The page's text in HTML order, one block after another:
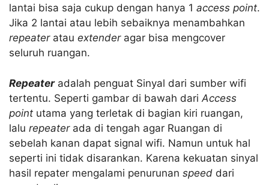
lantai bisa saja cukup dengan hanya 1 access point.
Jika 2 lantai atau lebih sebaiknya menambahkan
repeater atau extenderagar bisa mengcover
seluruh ruangan.
Repeateradalah penguat Sinyal dari sumber wifi
tertentu. Seperti gambar di bawah dari Access
point utama yang terletak di bagian kiri ruangan,
lalu repeater ada di tengah agar Ruangan di
sebelah kanan dapat signal wifi. Namun untuk hal
seperti ini tidak disarankan. Karena kekuatan sinyal
hasil repater mengalami penurunan speed dari